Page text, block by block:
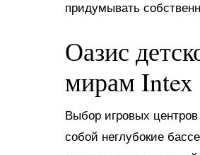
придумывать
Оазис
мирам Intex
Выбор игровых
собой неглубокие